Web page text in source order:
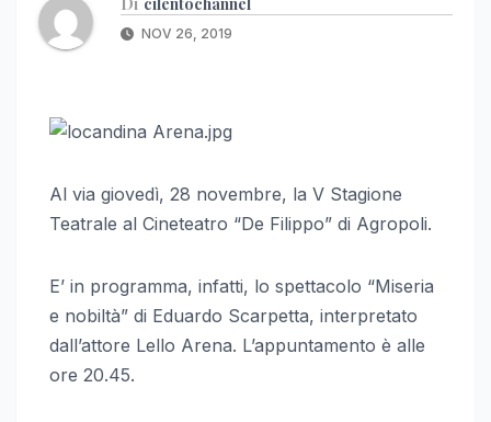
NOV 26, 2019
Al via giovedì, 28 novembre, la V Stagione
Teatrale al Cineteatro “De Filippo” di Agropoli.
E’ in programma, infatti, lo spettacolo “Miseria
e nobiltà” di Eduardo Scarpetta, interpretato
dall’attore Lello Arena. L’appuntamento è alle
ore 20.45.